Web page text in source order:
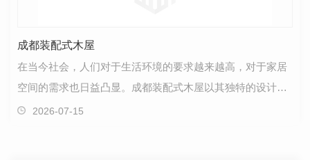
成都装配式木屋
在当今社会，人们对于生活环境的要求越来越高，对于家居
空间的需求也日益凸显。成都装配式木屋以其独特的设计理
念和..的材料，为追求品质生活的人们提供了一种全新…
2026-07-15